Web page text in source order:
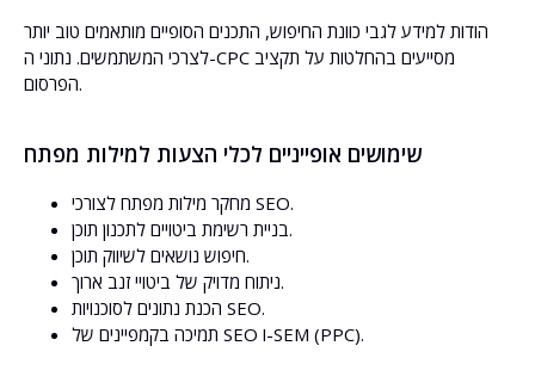
הודות למידע לגבי כוונת החיפוש, התכנים הסופיים מותאמים טוב יותר
לצרכי המשתמשים. נתוני ה-CPC מסייעים בהחלטות על תקציב
הפרסום.
שימושים אופייניים לכלי הצעות למילות מפתח
מחקר מילות מפתח לצורכי SEO.
בניית רשימת ביטויים לתכנון תוכן.
חיפוש נושאים לשיווק תוכן.
ניתוח מדויק של ביטויי זנב ארוך.
הכנת נתונים לסוכנויות SEO.
תמיכה בקמפיינים של SEO ו-SEM (PPC).